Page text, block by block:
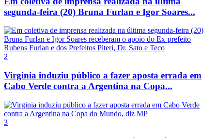
segunda-feira (20) Bruna Furlan e Igor Soares...
2
Virginia induziu público a fazer aposta errada em
Cabo Verde contra a Argentina na Copa...
3